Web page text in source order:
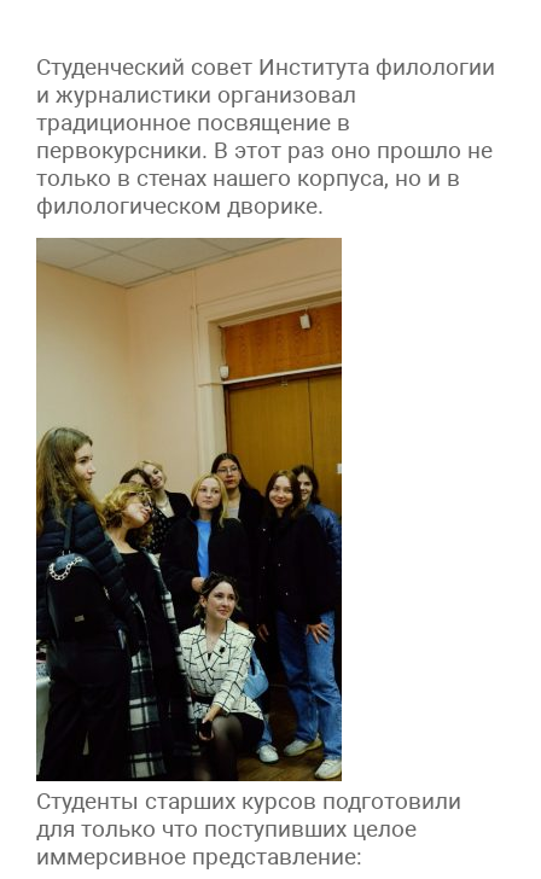
Студенческий совет Института филологии
и журналистики организовал
традиционное посвящение в
первокурсники. В этот раз оно прошло не
только в стенах нашего корпуса, но и в
филологическом дворике.
Студенты старших курсов подготовили
для только что поступивших целое
иммерсивное представление: